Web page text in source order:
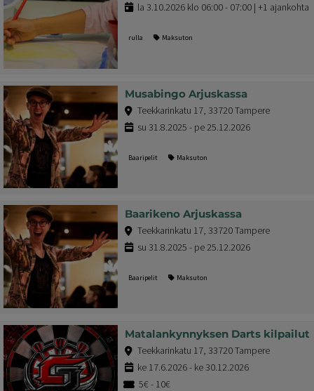
la 3.10.2026 klo 06:00 - 07:00 | +1 ajankohta
rulla Maksuton
Musabingo Arjuskassa
Teekkarinkatu 17, 33720 Tampere
su 31.8.2025 - pe 25.12.2026
Baaripelit Maksuton
Baarikeno Arjuskassa
Teekkarinkatu 17, 33720 Tampere
su 31.8.2025 - pe 25.12.2026
Baaripelit Maksuton
Matalankynnyksen Darts kilpailut
Teekkarinkatu 17, 33720 Tampere
ke 17.6.2026 - ke 30.12.2026
5€ - 10€